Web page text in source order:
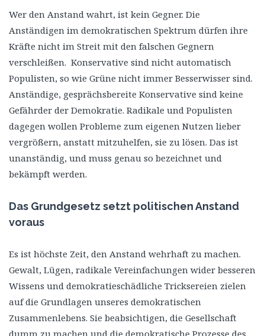
Wer den Anstand wahrt, ist kein Gegner. Die
Anständigen im demokratischen Spektrum dürfen ihre
Kräfte nicht im Streit mit den falschen Gegnern
verschleißen. Konservative sind nicht automatisch
Populisten, so wie Grüne nicht immer Besserwisser sind.
Anständige, gesprächsbereite Konservative sind keine
Gefährder der Demokratie. Radikale und Populisten
dagegen wollen Probleme zum eigenen Nutzen lieber
vergrößern, anstatt mitzuhelfen, sie zu lösen. Das ist
unanständig, und muss genau so bezeichnet und
bekämpft werden.
Das Grundgesetz setzt politischen Anstand
voraus
Es ist höchste Zeit, den Anstand wehrhaft zu machen.
Gewalt, Lügen, radikale Vereinfachungen wider besseren
Wissens und demokratieschädliche Tricksereien zielen
auf die Grundlagen unseres demokratischen
Zusammenlebens. Sie beabsichtigen, die Gesellschaft
dumm zu machen und die demokratische Prozesse des